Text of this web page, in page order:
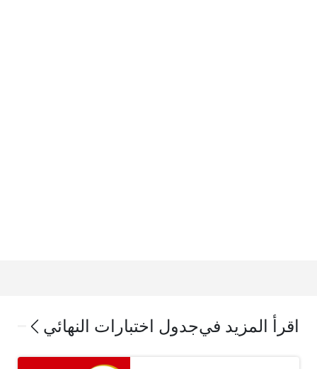
اقرأ المزيد فيجدول اختبارات النهائي